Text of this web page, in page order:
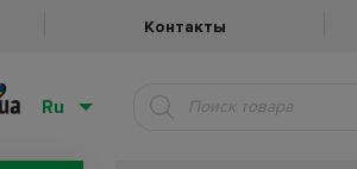
Контакты
Ru